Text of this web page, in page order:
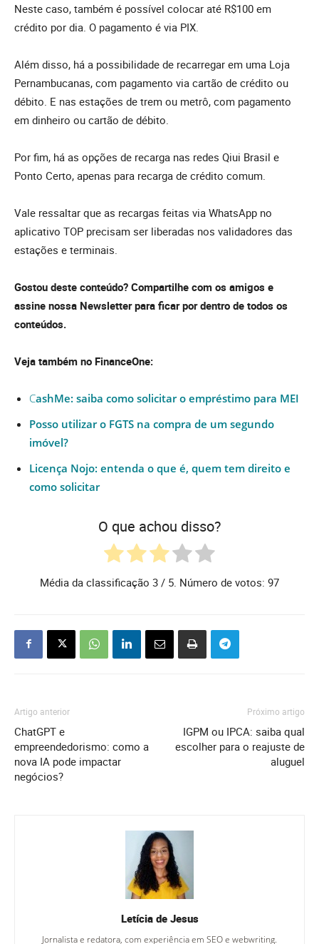
Neste caso, também é possível colocar até R$100 em
crédito por dia. O pagamento é via PIX.
Além disso, há a possibilidade de recarregar em uma Loja
Pernambucanas, com pagamento via cartão de crédito ou
débito. E nas estações de trem ou metrô, com pagamento
em dinheiro ou cartão de débito.
Por fim, há as opções de recarga nas redes Qiui Brasil e
Ponto Certo, apenas para recarga de crédito comum.
Vale ressaltar que as recargas feitas via WhatsApp no
aplicativo TOP precisam ser liberadas nos validadores das
estações e terminais.
Gostou deste conteúdo? Compartilhe com os amigos e
assine nossa Newsletter para ficar por dentro de todos os
conteúdos.
Veja também no FinanceOne:
CashMe: saiba como solicitar o empréstimo para MEI
Posso utilizar o FGTS na compra de um segundo
imóvel?
Licença Nojo: entenda o que é, quem tem direito e
como solicitar
O que achou disso?
Média da classificação 3 / 5. Número de votos: 97
Artigo anterior
ChatGPT e
empreendedorismo: como a
nova IA pode impactar
negócios?
Próximo artigo
IGPM ou IPCA: saiba qual
escolher para o reajuste de
aluguel
Letícia de Jesus
Jornalista e redatora, com experiência em SEO e webwriting.